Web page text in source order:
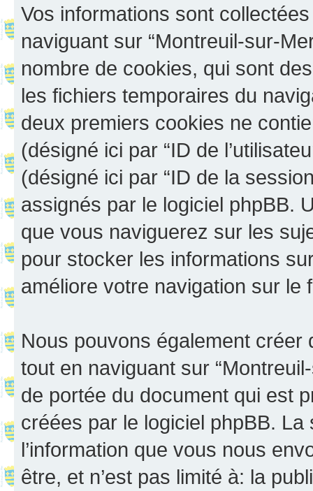
Vos informations sont
naviguant sur “Montreuil-sur-
nombre de cookies, qui sont
les fichiers temporaires du
deux premiers cookies ne
(désigné ici par “ID de
(désigné ici par “ID de la
assignés par le logiciel phpBB.
que vous naviguerez sur les
pour stocker les informations
améliore votre navigation sur le
Nous pouvons également
tout en naviguant sur
de portée du document qui est
créées par le logiciel phpBB.
l’information que vous nous
être, et n’est pas limité à: la